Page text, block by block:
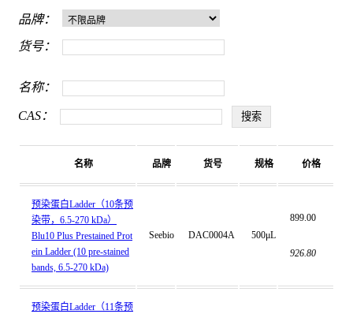
品牌：
货号：
名称：
CAS：
名称 品牌 货号 规格 价格
预染蛋白Ladder（10条预
染带，6.5-270 kDa）
Blu10 Plus Prestained Prot
ein Ladder (10 pre-stained
bands, 6.5-270 kDa)
Seebio DAC0004A 500μL
899.00
926.80
预染蛋白Ladder（11条预